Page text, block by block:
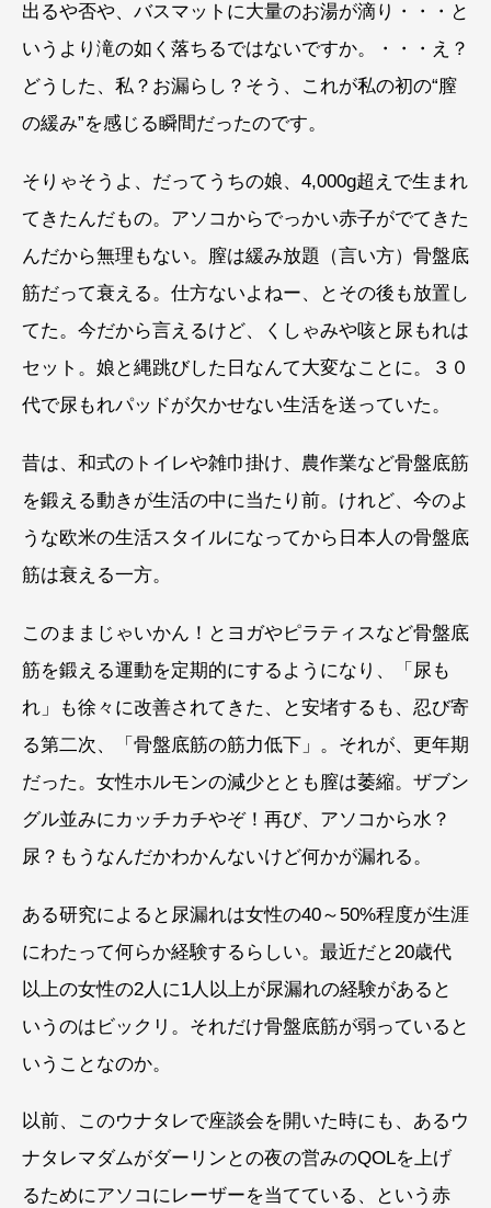
出るや否や、バスマットに大量のお湯が滴り・・・と
いうより滝の如く落ちるではないですか。・・・え？
どうした、私？お漏らし？そう、これが私の初の“膣
の緩み”を感じる瞬間だったのです。
そりゃそうよ、だってうちの娘、4,000g超えで生まれ
てきたんだもの。アソコからでっかい赤子がでてきた
んだから無理もない。膣は緩み放題（言い方）骨盤底
筋だって衰える。仕方ないよねー、とその後も放置し
てた。今だから言えるけど、くしゃみや咳と尿もれは
セット。娘と縄跳びした日なんて大変なことに。３０
代で尿もれパッドが欠かせない生活を送っていた。
昔は、和式のトイレや雑巾掛け、農作業など骨盤底筋
を鍛える動きが生活の中に当たり前。けれど、今のよ
うな欧米の生活スタイルになってから日本人の骨盤底
筋は衰える一方。
このままじゃいかん！とヨガやピラティスなど骨盤底
筋を鍛える運動を定期的にするようになり、「尿も
れ」も徐々に改善されてきた、と安堵するも、忍び寄
る第二次、「骨盤底筋の筋力低下」。それが、更年期
だった。女性ホルモンの減少ととも膣は萎縮。ザブン
グル並みにカッチカチやぞ！再び、アソコから水？
尿？もうなんだかわかんないけど何かが漏れる。
ある研究によると尿漏れは女性の40～50%程度が生涯
にわたって何らか経験するらしい。最近だと20歳代
以上の女性の2人に1人以上が尿漏れの経験があると
いうのはビックリ。それだけ骨盤底筋が弱っていると
いうことなのか。
以前、このウナタレで座談会を開いた時にも、あるウ
ナタレマダムがダーリンとの夜の営みのQOLを上げ
るためにアソコにレーザーを当てている、という赤